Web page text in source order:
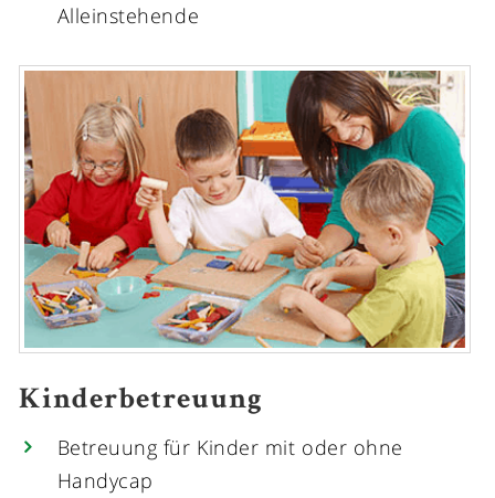
Alleinstehende
Kinderbetreuung
Betreuung für Kinder mit oder ohne
Handycap